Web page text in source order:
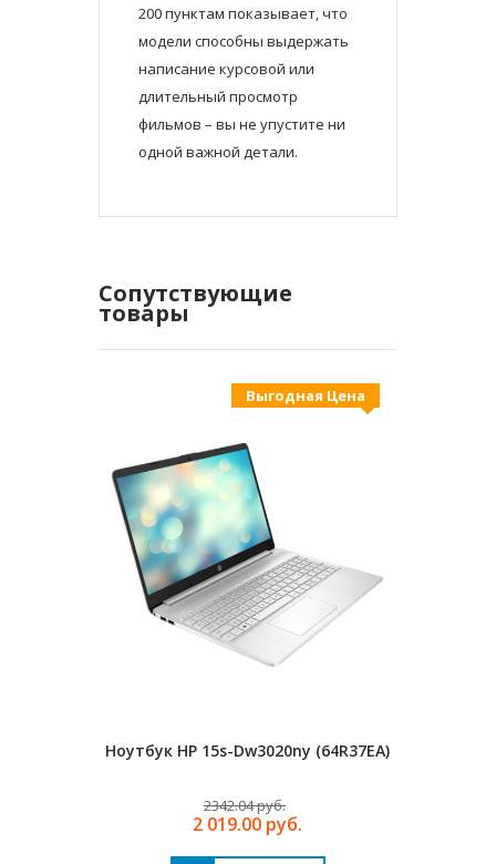
200 пунктам показывает, что
модели способны выдержать
написание курсовой или
длительный просмотр
фильмов – вы не упустите ни
одной важной детали.
Сопутствующие
товары
New
Выгодная Цена
Ноутбук HP 15s-Dw3020ny (64R37EA)
2342.04 руб.
2 019.00 руб.